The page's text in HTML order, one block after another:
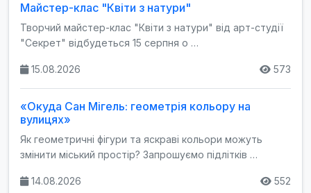
Майстер-клас "Квіти з натури"
Творчий майстер-клас "Квіти з натури" від арт-студії
"Секрет" відбудеться 15 серпня о …
15.08.2026 573
«Окуда Сан Мігель: геометрія кольору на
вулицях»
Як геометричні фігури та яскраві кольори можуть
змінити міський простір? Запрошуємо підлітків …
14.08.2026 552